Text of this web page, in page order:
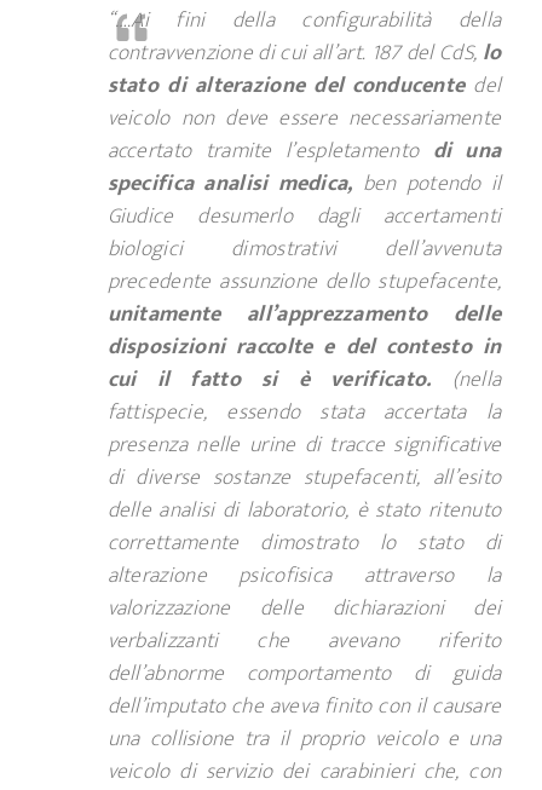
“….Ai fini della configurabilità della
contravvenzione di cui all’art. 187 del CdS, lo
stato di alterazione del conducentedel
veicolo non deve essere necessariamente
accertato tramite l’espletamento di una
specifica analisi medica, ben potendo il
Giudice desumerlo dagli accertamenti
biologici dimostrativi dell’avvenuta
precedente assunzione dello stupefacente,
unitamente all’apprezzamento delle
disposizioni raccolte e del contesto in
cui il fatto si è verificato. (nella
fattispecie, essendo stata accertata la
presenza nelle urine di tracce significative
di diverse sostanze stupefacenti, all’esito
delle analisi di laboratorio, è stato ritenuto
correttamente dimostrato lo stato di
alterazione psicofisica attraverso la
valorizzazione delle dichiarazioni dei
verbalizzanti che avevano riferito
dell’abnorme comportamento di guida
dell’imputato che aveva finito con il causare
una collisione tra il proprio veicolo e una
veicolo di servizio dei carabinieri che, con